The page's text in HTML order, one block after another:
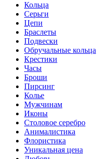
Кольца
Серьги
Цепи
Браслеты
Подвески
Обручальные кольца
Крестики
Часы
Броши
Пирсинг
Колье
Мужчинам
Иконы
Столовое серебро
Анималистика
Флористика
Уникальная цена